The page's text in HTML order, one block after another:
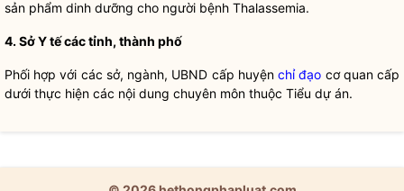
sản phẩm dinh dưỡng cho người bệnh Thalassemia.
4. Sở Y tế các tỉnh, thành phố
Phối hợp với các sở, ngành, UBND cấp huyệnchỉ đạo cơ quan cấp
dưới thực hiện các nội dung chuyên môn thuộc Tiểu dự án.